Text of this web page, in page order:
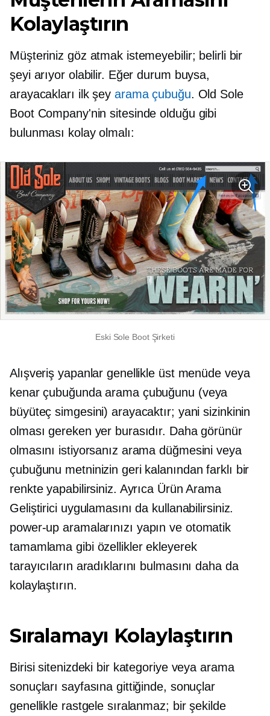
Kolaylaştırın
Müşteriniz göz atmak istemeyebilir; belirli bir
şeyi arıyor olabilir. Eğer durum buysa,
arayacakları ilk şey arama çubuğu. Old Sole
Boot Company'nin sitesinde olduğu gibi
bulunması kolay olmalı:
Eski Sole Boot Şirketi
Alışveriş yapanlar genellikle üst menüde veya
kenar çubuğunda arama çubuğunu (veya
büyüteç simgesini) arayacaktır; yani sizinkinin
olması gereken yer burasıdır. Daha görünür
olmasını istiyorsanız arama düğmesini veya
çubuğunu metninizin geri kalanından farklı bir
renkte yapabilirsiniz. Ayrıca Ürün Arama
Geliştirici uygulamasını da kullanabilirsiniz.
power-up aramalarınızı yapın ve otomatik
tamamlama gibi özellikler ekleyerek
tarayıcıların aradıklarını bulmasını daha da
kolaylaştırın.
Sıralamayı Kolaylaştırın
Birisi sitenizdeki bir kategoriye veya arama
sonuçları sayfasına gittiğinde, sonuçlar
genellikle rastgele sıralanmaz; bir şekilde